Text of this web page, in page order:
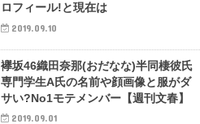
ロフィール!と現在は
2019.09.10
襷坂46織田奈那(おだなな)半同棲彼氏
専門学生A氏の名前や顔画像と服がダ
サい?No1モテメンバー【週刊文春】
2019.09.01